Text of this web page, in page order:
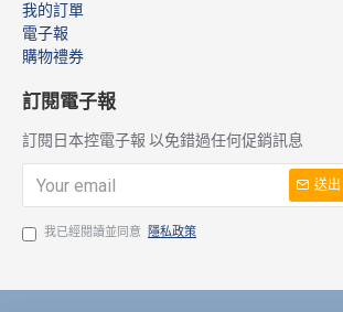
我的訂單
電子報
購物禮券
訂閱電子報
訂閱日本控電子報 以免錯過任何促銷訊息
送出
我已經閱讀並同意 隱私政策